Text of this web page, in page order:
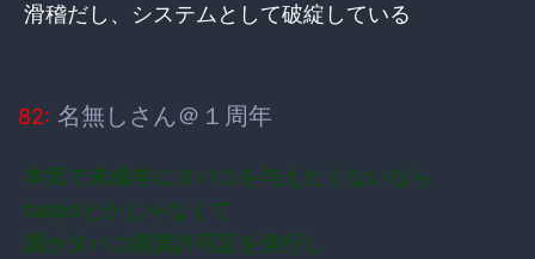
滑稽だし、システムとして破綻している
82: 名無しさん＠１周年
本気で未成年にタバコを与えたくないなら
taspoとかじゃなくて
国がタバコ購買許可証を発行し